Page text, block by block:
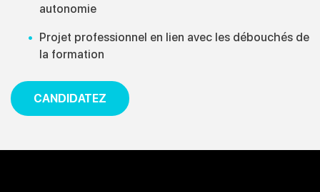
autonomie
Projet professionnel en lien avec les débouchés de
la formation
CANDIDATEZ